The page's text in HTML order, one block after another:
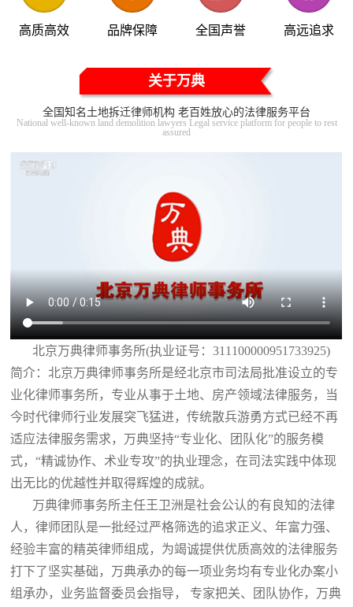
高质高效 品牌保障 全国声誉 高远追求
关于万典
全国知名土地拆迁律师机构 老百姓放心的法律服务平台
National well-known land demolition lawyers Legal service platform for people to rest
assured
北京万典律师事务所(执业证号：311100000951733925)
简介：北京万典律师事务所是经北京市司法局批准设立的专
业化律师事务所，专业从事于土地、房产领域法律服务，当
今时代律师行业发展突飞猛进，传统散兵游勇方式已经不再
适应法律服务需求，万典坚持“专业化、团队化”的服务模
式，“精诚协作、术业专攻”的执业理念，在司法实践中体现
出无比的优越性并取得辉煌的成就。
万典律师事务所主任王卫洲是社会公认的有良知的法律
人，律师团队是一批经过严格筛选的追求正义、年富力强、
经验丰富的精英律师组成，为竭诚提供优质高效的法律服务
打下了坚实基础，万典承办的每一项业务均有专业化办案小
组承办，业务监督委员会指导， 专家把关、团队协作，万典